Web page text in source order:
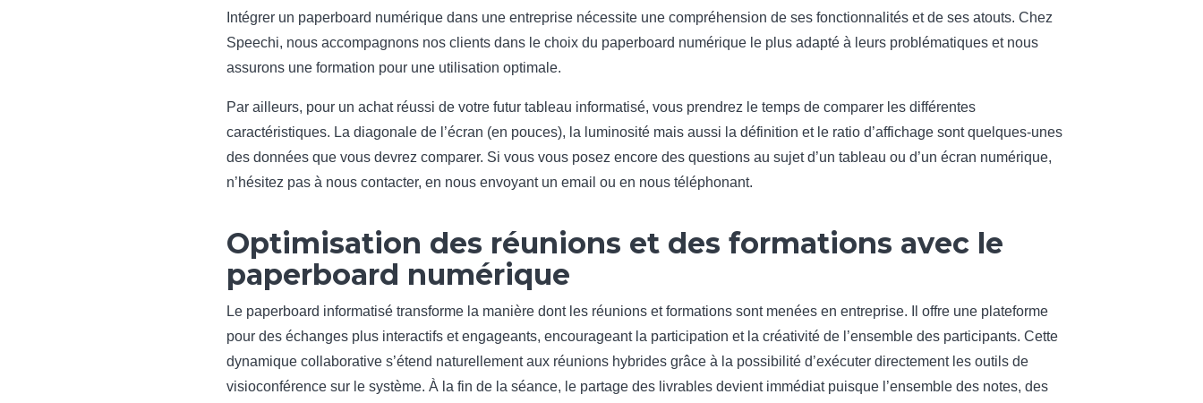
Intégrer un paperboard numérique dans une entreprise nécessite une compréhension de ses fonctionnalités et de ses atouts. Chez
Speechi, nous accompagnons nos clients dans le choix du paperboard numérique le plus adapté à leurs problématiques et nous
assurons une formation pour une utilisation optimale.
Par ailleurs, pour un achat réussi de votre futur tableau informatisé, vous prendrez le temps de comparer les différentes
caractéristiques. La diagonale de l’écran (en pouces), la luminosité mais aussi la définition et le ratio d’affichage sont quelques-unes
des données que vous devrez comparer. Si vous vous posez encore des questions au sujet d’un tableau ou d’un écran numérique,
n’hésitez pas à nous contacter, en nous envoyant un email ou en nous téléphonant.
Optimisation des réunions et des formations avec le
paperboard numérique
Le paperboard informatisé transforme la manière dont les réunions et formations sont menées en entreprise. Il offre une plateforme
pour des échanges plus interactifs et engageants, encourageant la participation et la créativité de l’ensemble des participants. Cette
dynamique collaborative s’étend naturellement aux réunions hybrides grâce à la possibilité d’exécuter directement les outils de
visioconférence sur le système. À la fin de la séance, le partage des livrables devient immédiat puisque l’ensemble des notes, des